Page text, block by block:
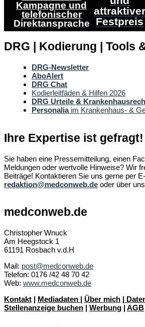
Kampagne und
telefonischer
Direktansprache
attraktiver
Festpreis
DRG | Kodierung | Tools
DRG-Newsletter
AboAlert
DRG Chat
Kodierleitfäden & Hilfen 2026
DRG Urteile &
Personaliaim Krankenhaus- &
Ihre Expertise ist gefragt!
Sie haben eine Pressemitteilung, einen
Meldungen oder wertvolle Hinweise? Wir
Beiträge! Kontaktieren Sie uns gerne per
redaktion@medconweb.de oder über
medconweb.de
Christopher Wnuck
Am Heegstock 1
61191 Rosbach v.d.H
Mail: post@medconweb.de
Telefon: 0176 /42 48 70 42
Web: www.medconweb.de
Kontakt | Mediadaten | Über mich |
Stellenanzeige buchen | Werbung | AGB